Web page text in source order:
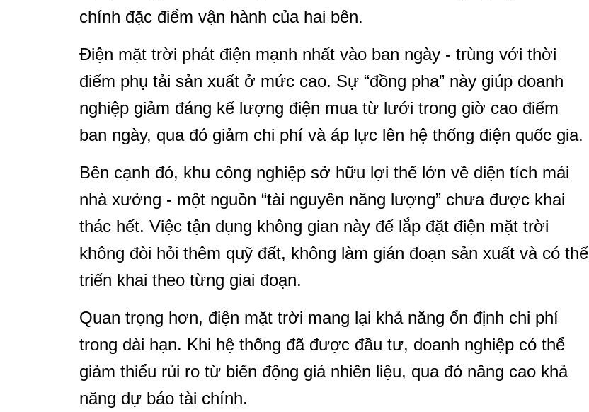
chính đặc điểm vận hành của hai bên.
Điện mặt trời phát điện mạnh nhất vào ban ngày - trùng với thời
điểm phụ tải sản xuất ở mức cao. Sự “đồng pha” này giúp doanh
nghiệp giảm đáng kể lượng điện mua từ lưới trong giờ cao điểm
ban ngày, qua đó giảm chi phí và áp lực lên hệ thống điện quốc gia.
Bên cạnh đó, khu công nghiệp sở hữu lợi thế lớn về diện tích mái
nhà xưởng - một nguồn “tài nguyên năng lượng” chưa được khai
thác hết. Việc tận dụng không gian này để lắp đặt điện mặt trời
không đòi hỏi thêm quỹ đất, không làm gián đoạn sản xuất và có thể
triển khai theo từng giai đoạn.
Quan trọng hơn, điện mặt trời mang lại khả năng ổn định chi phí
trong dài hạn. Khi hệ thống đã được đầu tư, doanh nghiệp có thể
giảm thiểu rủi ro từ biến động giá nhiên liệu, qua đó nâng cao khả
năng dự báo tài chính.